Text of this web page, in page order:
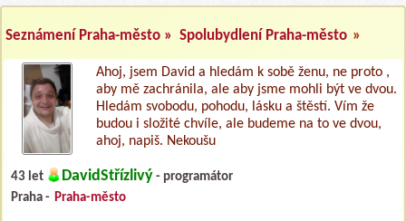
Seznámení Praha-město » Spolubydlení Praha-město »
Ahoj, jsem David a hledám k sobě ženu, ne proto ,
aby mě zachránila, ale aby jsme mohli být ve dvou.
Hledám svobodu, pohodu, lásku a štěstí. Vím že
budou i složité chvíle, ale budeme na to ve dvou,
ahoj, napiš. Nekoušu
43 let DavidStřízlivý - programátor
Praha - Praha-město